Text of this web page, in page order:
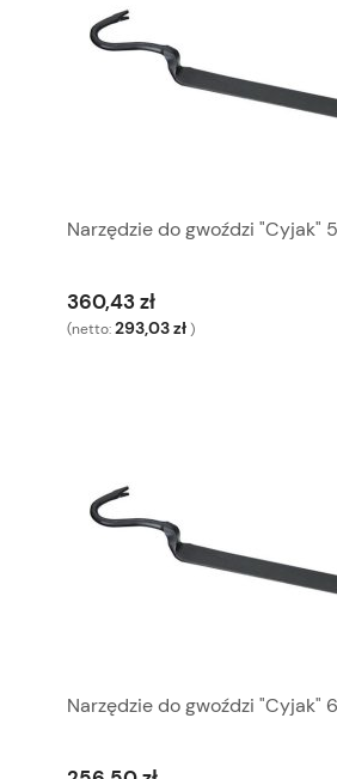
Narzędzie do gwoździ "Cyjak"
360,43 zł
(netto:293,03 zł )
Narzędzie do gwoździ "Cyjak"